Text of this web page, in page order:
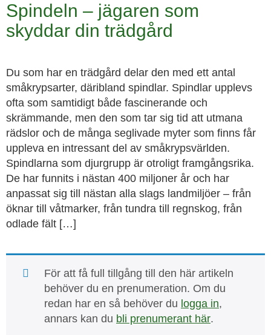
Spindeln – jägaren som
skyddar din trädgård
Du som har en trädgård delar den med ett antal
småkrypsarter, däribland spindlar. Spindlar upplevs
ofta som samtidigt både fascinerande och
skrämmande, men den som tar sig tid att utmana
rädslor och de många seglivade myter som finns får
uppleva en intressant del av småkrypsvärlden.
Spindlarna som djurgrupp är otroligt framgångsrika.
De har funnits i nästan 400 miljoner år och har
anpassat sig till nästan alla slags landmiljöer – från
öknar till våtmarker, från tundra till regnskog, från
odlade fält […]
För att få full tillgång till den här artikeln
behöver du en prenumeration. Om du
redan har en så behöver du logga in,
annars kan du bli prenumerant här.